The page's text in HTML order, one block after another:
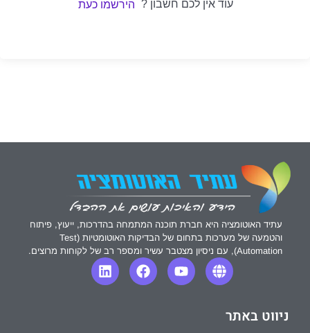
עוד אין לכם חשבון ? הירשמו כעת
עתיד האוטומציה היא חברת תוכנה המתמחה בהדרכות, ייעוץ, פיתוח
והטמעה של מערכות בתחום של הבדיקות האוטומטיות (Test
Automation), עם ניסיון מצטבר עשיר ומספר רב של לקוחות מרוצים.
ניווט באתר